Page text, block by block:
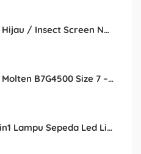
Jaring Kasa Hijau / Insect Screen Net – Kualitas Terjamin & Harga Eceran Terjangkau
Bola Basket Molten B7G4500 Size 7 – Resmi FIBA & IBL
Cod Paket 2in1 Lampu Sepeda Led Light Depan Dan Belakang Rechargeable